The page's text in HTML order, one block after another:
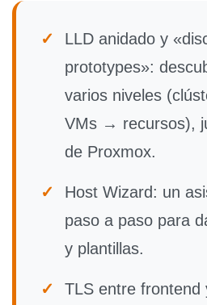
✓
LLD anidado y
prototypes»:
varios niveles
VMs → recursos),
de Proxmox.
✓ Host Wizard: un
paso a paso para
y plantillas.
✓ TLS entre frontend